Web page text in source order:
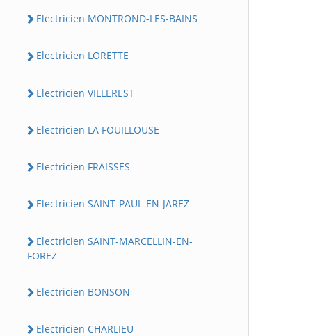
Electricien MONTROND-LES-BAINS
Electricien LORETTE
Electricien VILLEREST
Electricien LA FOUILLOUSE
Electricien FRAISSES
Electricien SAINT-PAUL-EN-JAREZ
Electricien SAINT-MARCELLIN-EN-
FOREZ
Electricien BONSON
Electricien CHARLIEU